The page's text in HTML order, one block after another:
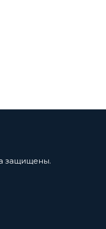
защищены.